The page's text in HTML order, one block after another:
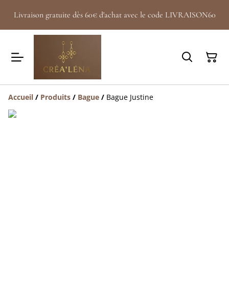
Livraison gratuite dès 60€ d'achat avec le code LIVRAISON60
Accueil / Produits / Bague / Bague Justine